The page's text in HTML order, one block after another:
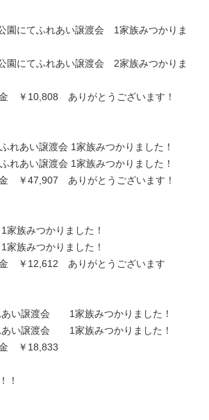
にてふれあい譲渡会 1家族みつかりま
にてふれあい譲渡会 2家族みつかりま
うございます！
あい譲渡会 1家族みつかりました！
あい譲渡会 1家族みつかりました！
うございます！
家族みつかりました！
家族みつかりました！
うございます
あい譲渡会 1家族みつかりました！
あい譲渡会 1家族みつかりました！
！